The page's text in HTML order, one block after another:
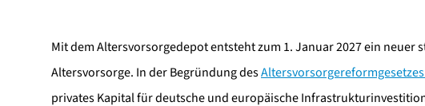
Mit dem Altersvorsorgedepot entsteht zum 1. Januar 2027 ein
Altersvorsorge. In der Begründung desAltersvorsorgereformgesetzes
privates Kapital für deutsche und europäische